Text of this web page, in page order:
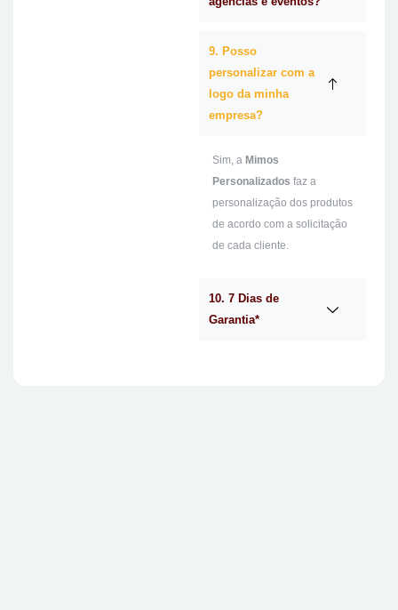
9. Posso
personalizar com a
logo da minha
empresa?
Sim, a Mimos
Personalizados faz a
personalização dos produtos
de acordo com a solicitação
de cada cliente.
10. 7 Dias de
Garantia*